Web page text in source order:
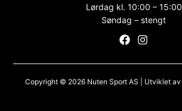
Lørdag kl. 10:00 – 15:00
Søndag – stengt
Copyright © 2026 Nuten Sport AS | Utviklet av